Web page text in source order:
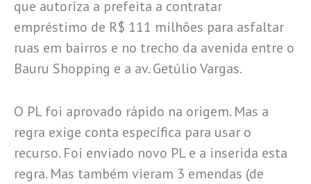
que autoriza a prefeita a contratar
empréstimo de R$ 111 milhões para asfaltar
ruas em bairros e no trecho da avenida entre o
Bauru Shopping e a av. Getúlio Vargas.
O PL foi aprovado rápido na origem. Mas a
regra exige conta específica para usar o
recurso. Foi enviado novo PL e a inserida esta
regra. Mas também vieram 3 emendas (de